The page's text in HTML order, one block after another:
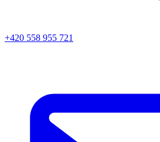
+420 558 955 721